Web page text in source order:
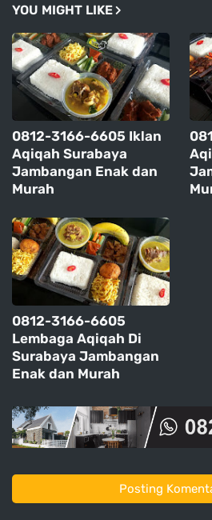
YOU MIGHT LIKE
0812-3166-6605 Iklan
Aqiqah Surabaya
Jambangan Enak dan
Murah
0812-3166-6605
Lembaga Aqiqah Di
Surabaya Jambangan
Enak dan Murah
Posting